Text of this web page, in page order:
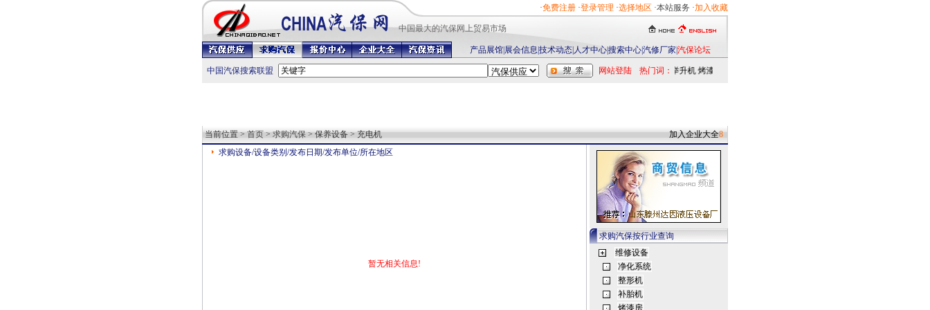
中国最
·免费注册 ·登录管理 ·选择地区 ·本站服务 ·加入收藏
大的汽保网上贸易市场
产品展馆| 展会信息 技术动态| 人才中心|搜索中心|汽修厂家 汽保论坛
中国汽保搜索联盟 网站登陆 热门词： 举升机 烤漆房
当前位置 > 首页 > 求购汽保 > 保养设备 > 充电机 加入企业大全8
求购设备/设备类别/发布日期/发布单位/所在地区
暂无相关信息!
求购汽保按行业查询